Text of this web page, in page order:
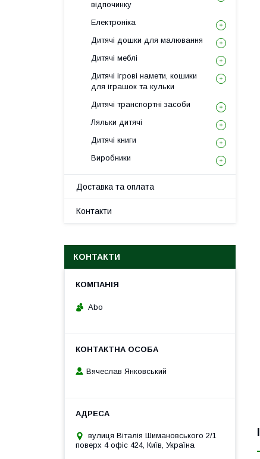
відпочинку
Електроніка
Дитячі дошки для малювання
Дитячі меблі
Дитячі ігрові намети, кошики
для іграшок та кульки
Дитячі транспортні засоби
Ляльки дитячі
Дитячі книги
Виробники
Доставка та оплата
Контакти
КОНТАКТИ
Abo
Вячеслав Янковський
вулиця Віталія Шимановського 2/1
поверх 4 офіс 424, Київ, Україна